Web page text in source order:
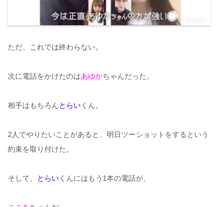
ただ、これでは終わらない。
次に電話をかけたのはあゆかちゃんだった。
相手はもちろんとらい くん。
2人でやりたいことがあると、明日ツーショットをするという
約束を取り付けた。
そして、 とらい くんにはもう1本の電話が。